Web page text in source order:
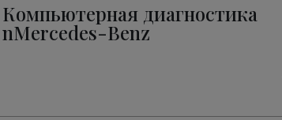
Компьютерная диагностика
nMercedes-Benz